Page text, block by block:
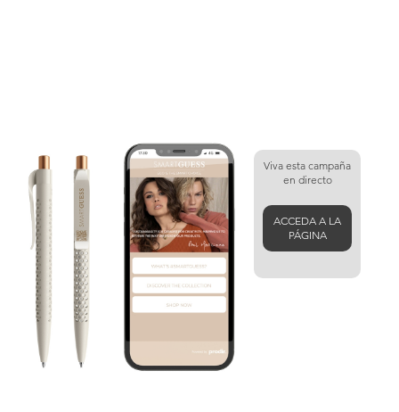
Viva esta campaña
en directo
ACCEDA A LA
PÁGINA